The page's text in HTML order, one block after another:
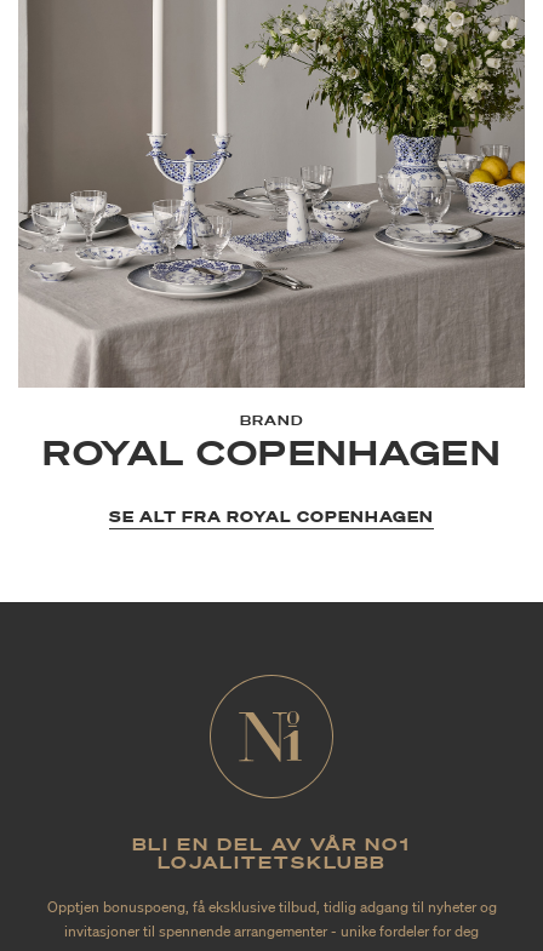
BRAND
ROYAL COPENHAGEN
SE ALT FRA ROYAL COPENHAGEN
BLI EN DEL AV VÅR NO1
LOJALITETSKLUBB
Opptjen bonuspoeng, få eksklusive tilbud, tidlig adgang til nyheter og
invitasjoner til spennende arrangementer - unike fordeler for deg